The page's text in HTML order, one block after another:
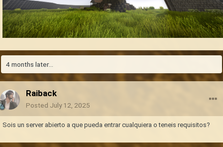
4 months later...
Raiback
Posted July 12, 2025
Sois un server abierto a que pueda entrar cualquiera o teneis requisitos?